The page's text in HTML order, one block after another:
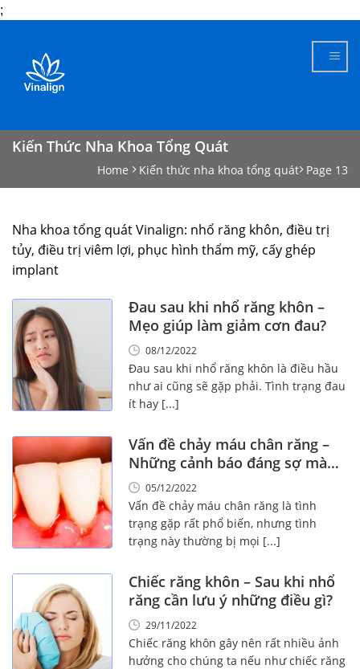
;
content
Kiến Thức Nha Khoa Tổng Quát
Home Kiến thức nha khoa tổng quát Page 13
Nha khoa tổng quát Vinalign: nhổ răng khôn, điều trị
tủy, điều trị viêm lợi, phục hình thẩm mỹ, cấy ghép
implant
Đau sau khi nhổ răng khôn –
Mẹo giúp làm giảm cơn đau?
08/12/2022
Đau sau khi nhổ răng khôn là điều hầu
như ai cũng sẽ gặp phải. Tình trạng đau
ít hay [...]
Vấn đề chảy máu chân răng –
Những cảnh báo đáng sợ mà
bạn cần biết!
05/12/2022
Vấn đề chảy máu chân răng là tình
trạng gặp rất phổ biến, nhưng tình
trạng này thường bị mọi [...]
Chiếc răng khôn – Sau khi nhổ
răng cần lưu ý những điều gì?
29/11/2022
Chiếc răng khôn gây nên rất nhiều ảnh
hưởng cho chúng ta nếu như chiếc răng